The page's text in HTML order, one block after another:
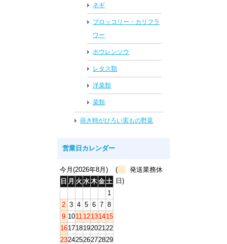
ネギ
ブロッコリー・カリフラ
ワー
ホウレンソウ
レタス類
洋菜類
菜類
蒔き時がひろい実もの野菜
営業日カレンダー
今月(2026年8月)
日 月 火 水木金 土
1
2 3 4 5 6 7 8
9 1011 12131415
161718192021 22
23242526272829
(
発送業務休
日)